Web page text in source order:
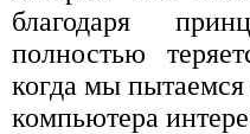
благодаря
полностью
когда мы пытаемся
компьютера